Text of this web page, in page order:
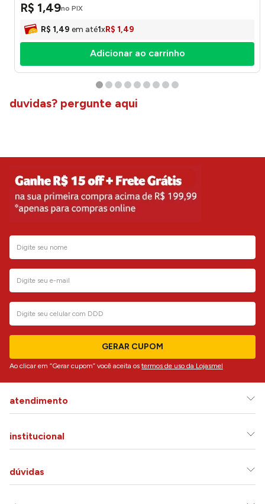
R$ 1,49no PIX
R$ 1,49 em até1xR$ 1,49
Adicionar ao carrinho
duvidas? pergunte aqui
GERAR CUPOM
Ao clicar em “Gerar cupom” você aceita os termos de uso da Lojasmel
atendimento
institucional
dúvidas